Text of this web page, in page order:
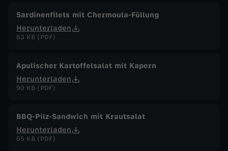
Sardinenfilets mit Chermoula-Füllung
Herunterladen
63 KB (PDF)
Apulischer Kartoffelsalat mit Kapern
Herunterladen
90 KB (PDF)
BBQ-Pilz-Sandwich mit Krautsalat
Herunterladen
65 KB (PDF)